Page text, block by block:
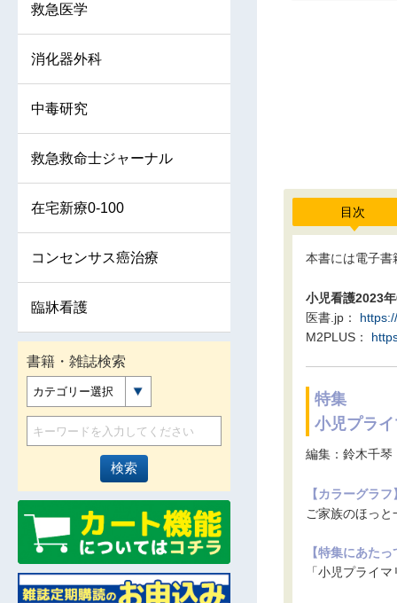
目次
本書には電子書
小児看護2023
医書.jp：
M2PLUS：
特集
小児プラ
編集：鈴木千琴
【カラーグラフ
ご家族のほっ
【特集にあたっ
「小児プライ
救急医学
消化器外科
中毒研究
救急救命士ジャーナル
在宅新療0-100
コンセンサス癌治療
臨牀看護
書籍・雑誌検索
カテゴリー選択